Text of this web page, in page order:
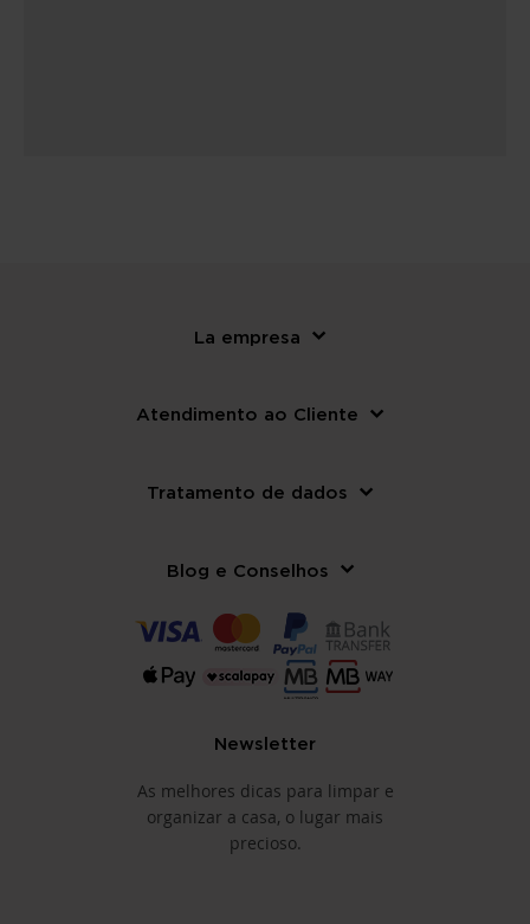
La empresa
Atendimento ao Cliente
Tratamento de dados
Blog e Conselhos
Newsletter
As melhores dicas para limpar e
organizar a casa, o lugar mais
precioso.